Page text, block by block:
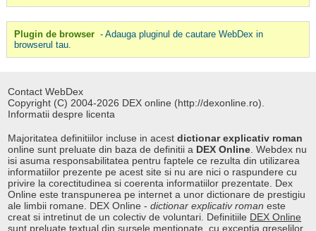
Plugin de browser - Adauga pluginul de cautare WebDex in
browserul tau.
Contact WebDex
Copyright (C) 2004-2026 DEX online (http://dexonline.ro).
Informatii despre licenta
Majoritatea definitiilor incluse in acestdictionar explicativ roman
online sunt preluate din baza de definitii a DEX Online . Webdex nu
isi asuma responsabilitatea pentru faptele ce rezulta din utilizarea
informatiilor prezente pe acest site si nu are nici o raspundere cu
privire la corectitudinea si coerenta informatiilor prezentate. Dex
Online este transpunerea pe internet a unor dictionare de prestigiu
ale limbii romane. DEX Online -dictionar explicativ roman este
creat si intretinut de un colectiv de voluntari. Definitiile DEX Online
sunt preluate textual din sursele mentionate, cu exceptia greselilor